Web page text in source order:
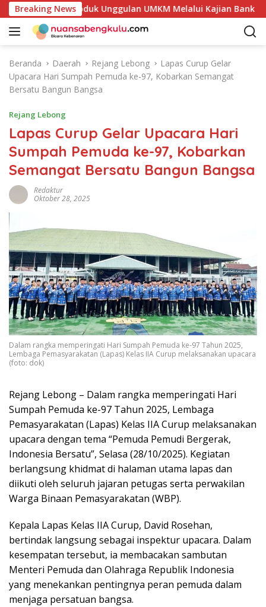
a
Breaking News
Potensi Produk Unggulan UMKM Melalui Kajian Bank
Beranda Daerah Rejang Lebong
Lapas Curup Gelar
Upacara Hari Sumpah Pemuda ke-97, Kobarkan Semangat
Bersatu Bangun Bangsa
Rejang Lebong
Lapas Curup Gelar Upacara Hari
Sumpah Pemuda ke-97, Kobarkan
Semangat Bersatu Bangun Bangsa
Redaktur
Oktober 28, 2025
Dalam rangka memperingati Hari Sumpah Pemuda ke-97 Tahun 2025,
Lembaga Pemasyarakatan (Lapas) Kelas IIA Curup melaksanakan upacara
(foto: dok)
Rejang Lebong – Dalam rangka memperingati Hari
Sumpah Pemuda ke-97 Tahun 2025, Lembaga
Pemasyarakatan (Lapas) Kelas IIA Curup melaksanakan
upacara dengan tema “Pemuda Pemudi Bergerak,
Indonesia Bersatu”, Selasa (28/10/2025). Kegiatan
berlangsung khidmat di halaman utama lapas dan
diikuti oleh seluruh jajaran petugas serta perwakilan
Warga Binaan Pemasyarakatan (WBP).
Kepala Lapas Kelas IIA Curup, David Rosehan,
bertindak langsung sebagai inspektur upacara. Dalam
kesempatan tersebut, ia membacakan sambutan
Menteri Pemuda dan Olahraga Republik Indonesia
yang menekankan pentingnya peran pemuda dalam
menjaga persatuan bangsa.